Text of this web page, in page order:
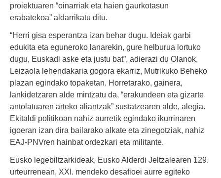
proiektuaren “oinarriak eta haien gaurkotasun
erabatekoa” aldarrikatu ditu.
“Herri gisa esperantza izan behar dugu. Ideiak garbi
edukita eta eguneroko lanarekin, gure helburua lortuko
dugu, Euskadi aske eta justu bat”, adierazi du Olanok,
Leizaola lehendakaria gogora ekarriz, Mutrikuko Beheko
plazan egindako topaketan. Horretarako, gainera,
lankidetzaren alde mintzatu da, “erakundeen eta gizarte
antolatuaren arteko aliantzak” sustatzearen alde, alegia.
Ekitaldi politikoan nahiz aurretik egindako ikurrinaren
igoeran izan dira bailarako alkate eta zinegotziak, nahiz
EAJ-PNVren hainbat ordezkari eta militante.
Eusko legebiltzarkideak, Eusko Alderdi Jeltzalearen 129.
urteurrenean, XXI. mendeko desafioei aurre egiteko